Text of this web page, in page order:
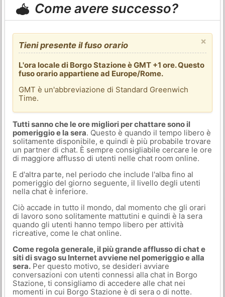
Come avere successo?
×
Tieni presente il fuso orario
L'ora locale di Borgo Stazione è GMT +1 ore. Questo
fuso orario appartiene ad Europe/Rome.
GMT è un'abbreviazione di Standard Greenwich
Time.
Tutti sanno che le ore migliori per chattare sono il
pomeriggio e la sera. Questo è quando il tempo libero è
solitamente disponibile, e quindi è più probabile trovare
un partner di chat. È sempre consigliabile cercare le ore
di maggiore afflusso di utenti nelle chat room online.
E d'altra parte, nel periodo che include l'alba fino al
pomeriggio del giorno seguente, il livello degli utenti
nella chat è inferiore.
Ciò accade in tutto il mondo, dal momento che gli orari
di lavoro sono solitamente mattutini e quindi è la sera
quando gli utenti hanno tempo libero per attività
ricreative, come le chat online.
Come regola generale, il più grande afflusso di chat e
siti di svago su Internet avviene nel pomeriggio e alla
sera.Per questo motivo, se desideri avviare
conversazioni con utenti connessi alla chat in Borgo
Stazione, ti consigliamo di accedere alle chat nei
momenti in cui Borgo Stazione è di sera o di notte.